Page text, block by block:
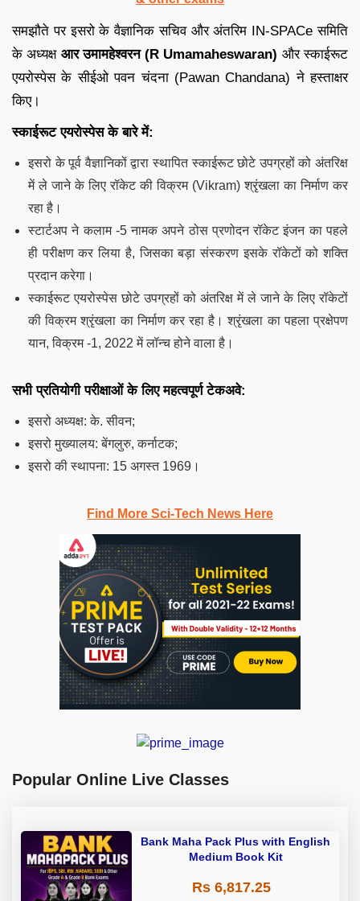
समझौते पर इसरो के वैज्ञानिक सचिव और अंतरिम IN-SPACe समिति
के अध्यक्ष आर उमामहेश्वरन (R Umamaheswaran) और स्काईरूट
एयरोस्पेस के सीईओ पवन चंदना (Pawan Chandana) ने हस्ताक्षर
किए।
स्काईरूट एयरोस्पेस के बारे में:
इसरो के पूर्व वैज्ञानिकों द्वारा स्थापित स्काईरूट छोटे उपग्रहों को अंतरिक्ष
में ले जाने के लिए रॉकेट की विक्रम (Vikram) श्रृंखला का निर्माण कर
रहा है।
स्टार्टअप ने कलाम -5 नामक अपने ठोस प्रणोदन रॉकेट इंजन का पहले
ही परीक्षण कर लिया है, जिसका बड़ा संस्करण इसके रॉकेटों को शक्ति
प्रदान करेगा।
स्काईरूट एयरोस्पेस छोटे उपग्रहों को अंतरिक्ष में ले जाने के लिए रॉकेटों
की विक्रम श्रृंखला का निर्माण कर रहा है। श्रृंखला का पहला प्रक्षेपण
यान, विक्रम -1, 2022 में लॉन्च होने वाला है।
सभी प्रतियोगी परीक्षाओं के लिए महत्वपूर्ण टेकअवे:
इसरो अध्यक्ष: के. सीवन;
इसरो मुख्यालय: बेंगलुरु, कर्नाटक;
इसरो की स्थापना: 15 अगस्त 1969।
Find More Sci-Tech News Here
Popular Online Live Classes
Bank Maha Pack Plus with English
Medium Book Kit
Rs 6,817.25